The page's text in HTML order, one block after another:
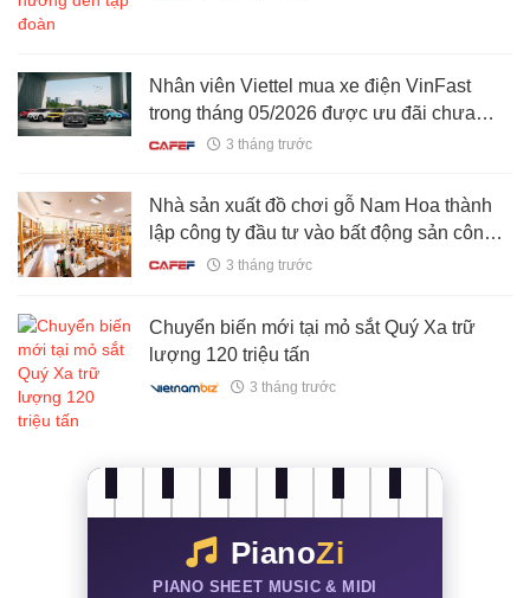
Nhân viên Viettel mua xe điện VinFast
trong tháng 05/2026 được ưu đãi chưa
từng có, nhận thêm quà "khủng"
3 tháng trước
Nhà sản xuất đồ chơi gỗ Nam Hoa thành
lập công ty đầu tư vào bất động sản công
nghiệp và nhà xưởng cho thuê
3 tháng trước
Chuyển biến mới tại mỏ sắt Quý Xa trữ
lượng 120 triệu tấn
3 tháng trước
PianoZi
PIANO SHEET MUSIC & MIDI